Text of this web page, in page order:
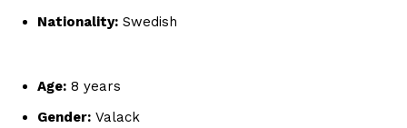
Nationality: Swedish
Age: 8 years
Gender: Valack